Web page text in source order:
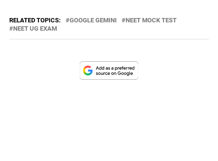
RELATED TOPICS: GOOGLE GEMINI
NEET MOCK TEST
NEET UG EXAM